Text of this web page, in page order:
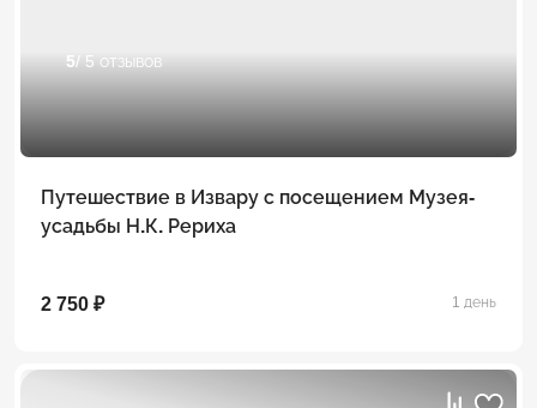
5/ 5 отзывов
Путешествие в Извару с посещением Музея-
усадьбы Н.К. Рериха
2 750 ₽ 1 день